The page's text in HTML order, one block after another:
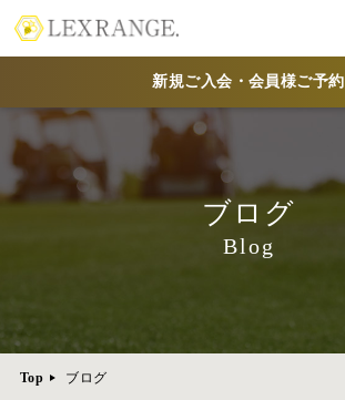
新規ご入会・会員様ご予約
ブログ
Blog
Top ブログ